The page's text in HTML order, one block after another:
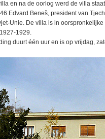
en na de oorlog werd de villa
Edvard Beneš, president van
Unie. De villa is in
1929.
duurt één uur en is op vrijdag,